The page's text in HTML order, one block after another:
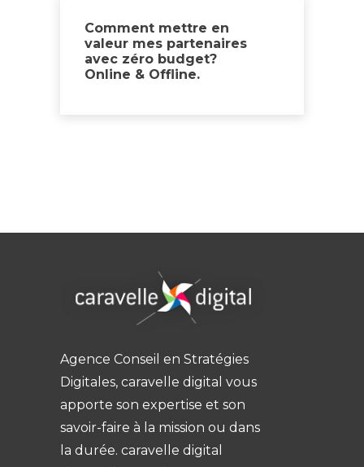
Comment mettre en
valeur mes partenaires
avec zéro budget?
Online & Offline.
Agence Conseil en Stratégies
Digitales, caravelle digital vous
apporte son expertise et son
savoir-faire à la mission ou dans
la durée. caravelle digital